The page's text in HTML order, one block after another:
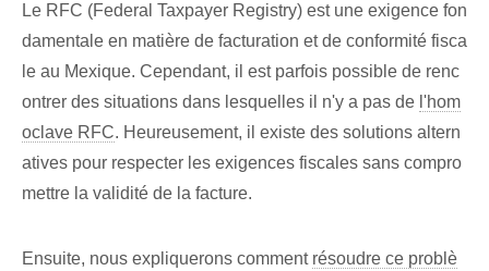
Le RFC (Federal Taxpayer Registry) est une exigence fon
damentale en matière de facturation et de conformité fisca
le au Mexique. Cependant, il est parfois possible de renc
ontrer des situations dans lesquelles il n'y a pas de l'hom
oclave RFC. Heureusement, il existe des solutions altern
atives pour respecter les exigences fiscales sans compro
mettre la validité de la facture.
Ensuite, nous expliquerons comment résoudre ce problè